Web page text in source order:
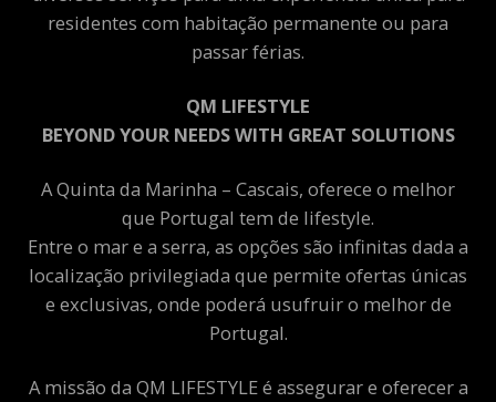
residentes com habitação permanente ou para
passar férias.
QM LIFESTYLE
BEYOND YOUR NEEDS WITH GREAT SOLUTIONS
A Quinta da Marinha – Cascais, oferece o melhor
que Portugal tem de lifestyle.
Entre o mar e a serra, as opções são infinitas dada a
localização privilegiada que permite ofertas únicas
e exclusivas, onde poderá usufruir o melhor de
Portugal.
A missão da QM LIFESTYLE é assegurar e oferecer a